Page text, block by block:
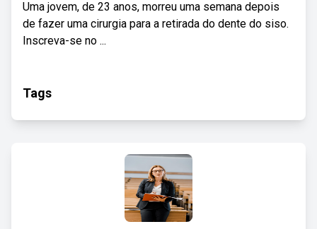
Uma jovem, de 23 anos, morreu uma semana depois
de fazer uma cirurgia para a retirada do dente do siso.
Inscreva-se no ...
Tags